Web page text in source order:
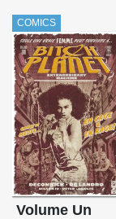
COMICS
Volume Un